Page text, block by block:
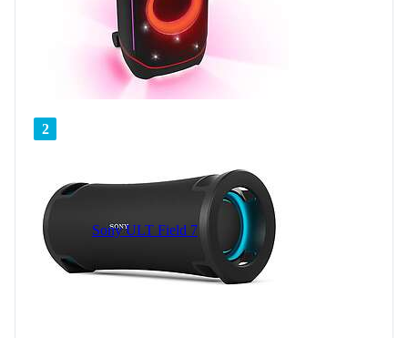
2
Sony ULT Field 7